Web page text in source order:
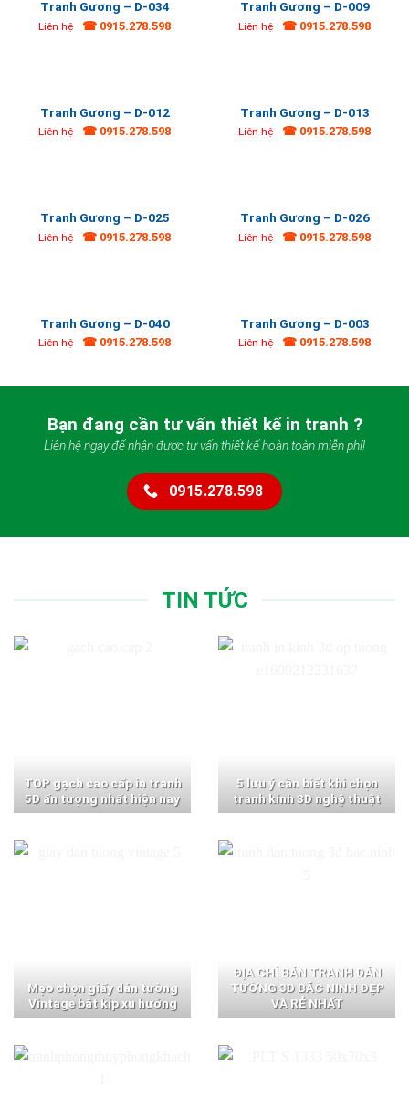
Tranh Gương – D-034
Liên hệ ☎ 0915.278.598
Tranh Gương – D-009
Liên hệ ☎ 0915.278.598
Tranh Gương – D-012
Liên hệ ☎ 0915.278.598
Tranh Gương – D-013
Liên hệ ☎ 0915.278.598
Tranh Gương – D-025
Liên hệ ☎ 0915.278.598
Tranh Gương – D-026
Liên hệ ☎ 0915.278.598
Tranh Gương – D-040
Liên hệ ☎ 0915.278.598
Tranh Gương – D-003
Liên hệ ☎ 0915.278.598
Bạn đang cần tư vấn thiết kế in tranh ?
Liên hệ ngay để nhận được tư vấn thiết kế hoàn toàn miễn phí!
0915.278.598
TIN TỨC
TOP gạch cao cấp in tranh
5D ấn tượng nhất hiện nay
5 lưu ý cần biết khi chọn
tranh kính 3D nghệ thuật
Mẹo chọn giấy dán tường
Vintage bắt kịp xu hướng
ĐỊA CHỈ BÁN TRANH DÁN
TƯỜNG 3D BẮC NINH ĐẸP
VÀ RẺ NHẤT